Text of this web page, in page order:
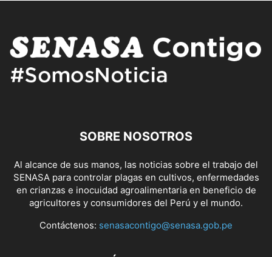
SOBRE NOSOTROS
Al alcance de sus manos, las noticias sobre el trabajo del
SENASA para controlar plagas en cultivos, enfermedades
en crianzas e inocuidad agroalimentaria en beneficio de
agricultores y consumidores del Perú y el mundo.
Contáctenos: senasacontigo@senasa.gob.pe